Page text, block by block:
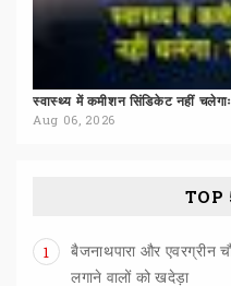
स्वास्थ्य में कमीशन सिंडिकेट नहीं चलेगाः
Aug 06, 2026
TOP
1
बैजनाथपारा और एवरग्रीन
लगाने वालों को खदेड़ा